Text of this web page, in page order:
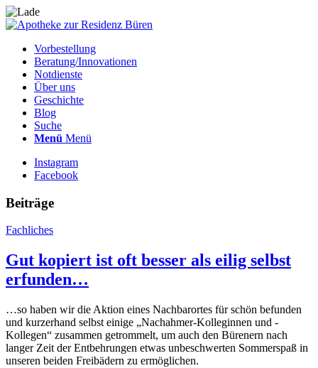
Vorbestellung
Beratung/Innovationen
Notdienste
Über uns
Geschichte
Blog
Suche
Menü Menü
Instagram
Facebook
Beiträge
Fachliches
Gut kopiert ist oft besser als eilig selbst
erfunden…
…so haben wir die Aktion eines Nachbarortes für schön befunden
und kurzerhand selbst einige „Nachahmer-Kolleginnen und -
Kollegen“ zusammen getrommelt, um auch den Bürenern nach
langer Zeit der Entbehrungen etwas unbeschwerten Sommerspaß in
unseren beiden Freibädern zu ermöglichen.